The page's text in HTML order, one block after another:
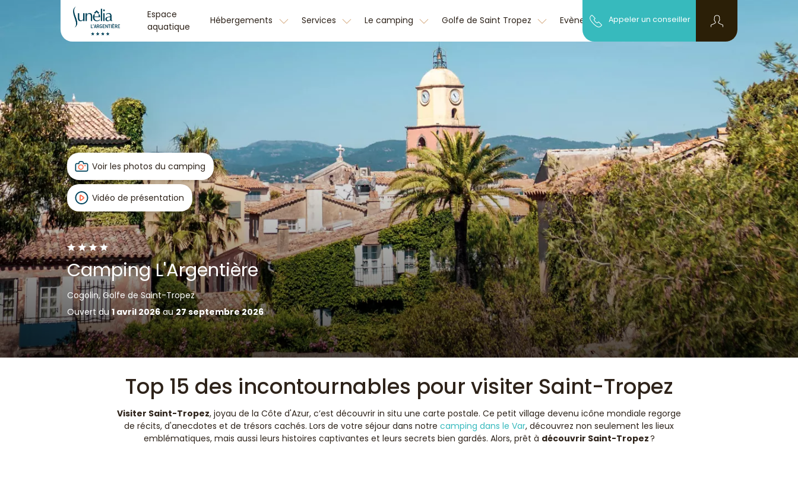
Espace
aquatique
Hébergements Services Le camping Golfe de Saint Tropez Evènementiel
Découvrir la
FAQ
Appeler un conseiller
Voir les photos du camping
Vidéo de présentation
Camping L'Argentière
Cogolin, Golfe de Saint-Tropez
Ouvert du 1 avril 2026au27 septembre 2026
Top 15 des incontournables pour visiter Saint-Tropez
Visiter Saint-Tropez, joyau de la Côte d'Azur, c’est découvrir in situ une carte postale. Ce petit village devenu icône mondiale regorge
de récits, d'anecdotes et de trésors cachés. Lors de votre séjour dans notre camping dans le Var, découvrez non seulement les lieux
emblématiques, mais aussi leurs histoires captivantes et leurs secrets bien gardés. Alors, prêt à découvrir Saint-Tropez?